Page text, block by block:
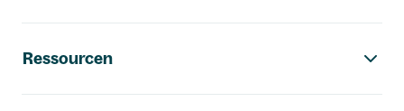
Ressourcen